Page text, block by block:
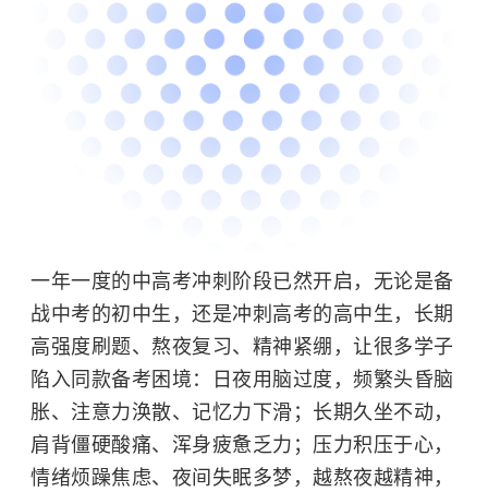
一年一度的中高考冲刺阶段已然开启，无论是备
战中考的初中生，还是冲刺高考的高中生，长期
高强度刷题、熬夜复习、精神紧绷，让很多学子
陷入同款备考困境：日夜用脑过度，频繁头昏脑
胀、注意力涣散、记忆力下滑；长期久坐不动，
肩背僵硬酸痛、浑身疲惫乏力；压力积压于心，
情绪烦躁焦虑、夜间失眠多梦，越熬夜越精神，